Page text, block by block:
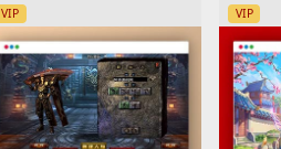
VIP VIP